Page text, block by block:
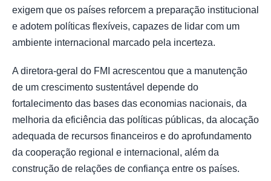
exigem que os países reforcem a preparação institucional
e adotem políticas flexíveis, capazes de lidar com um
ambiente internacional marcado pela incerteza.
A diretora-geral do FMI acrescentou que a manutenção
de um crescimento sustentável depende do
fortalecimento das bases das economias nacionais, da
melhoria da eficiência das políticas públicas, da alocação
adequada de recursos financeiros e do aprofundamento
da cooperação regional e internacional, além da
construção de relações de confiança entre os países.